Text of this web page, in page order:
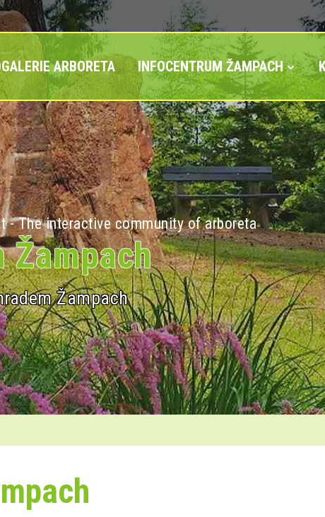
ARBORETA INFOCENTRUM ŽAMPACH
- The interactive community of arboreta
Žampach
Žampach